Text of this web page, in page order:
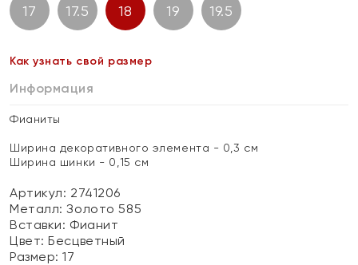
17 17.5 18 19 19.5
Как узнать свой размер
Информация
Фианиты
Ширина декоративного элемента - 0,3 см
Ширина шинки - 0,15 см
Артикул: 2741206
Металл:Золото 585
Вставки: Фианит
Цвет:Бесцветный
Размер:17